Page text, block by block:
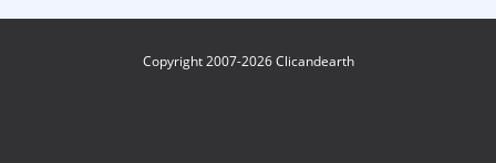
Copyright 2007-2026 Clicandearth